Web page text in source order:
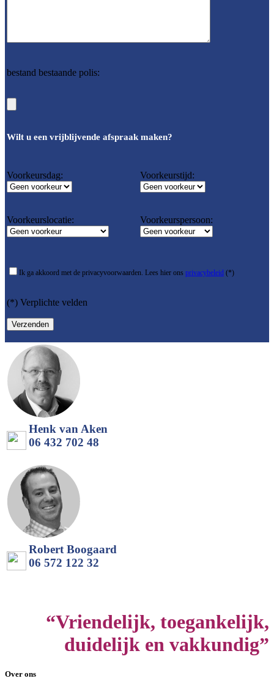
bestand bestaande polis:
Wilt u een vrijblijvende afspraak maken?
Voorkeursdag: Voorkeurstijd:
Voorkeurslocatie: Voorkeurspersoon:
Ik ga akkoord met de privacyvoorwaarden. Lees hier ons privacybeleid (*)
(*) Verplichte velden
Henk van Aken
06 432 702 48
Robert Boogaard
06 572 122 32
“Vriendelijk, toegankelijk,
duidelijk en vakkundig”
Over ons